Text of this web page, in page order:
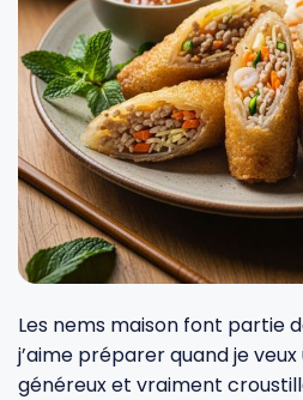
Fourches et fourchettes
Écumoires
Baguettes
Pilons
Presse-agrumes
Pinceaux
Couteaux à fromage
Couteaux à huîtres
Couteaux à pain
Couteaux filet de sole
Couteaux tranchelard
Éplucheurs et zesteurs
Plats et plaques
Moules
Cercles à tarte
Couvercles
Manches et poignées
Nogent
Opinel
De Buyer
Cristel
SIF Unis
Les nems maison font partie
j’aime préparer quand je
généreux et vraiment